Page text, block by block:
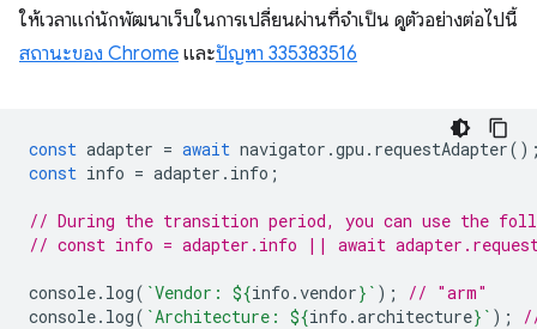
ให้เวลาแก่นักพัฒนาเว็บในการเปลี่ยนผ่านที่จำเป็น ดูตัวอย่างต่อไปนี้
สถานะของ Chrome และปัญหา 335383516
const adapter = await navigator .gpu . requestAdapter
const info = adapter . info ;
// During the transition period, you can use the
// const info = adapter.info || await
console. log( `Vendor: ${info .vendor} ` );
// "arm"
console. log( `Architecture: ${info .architecture} ` );